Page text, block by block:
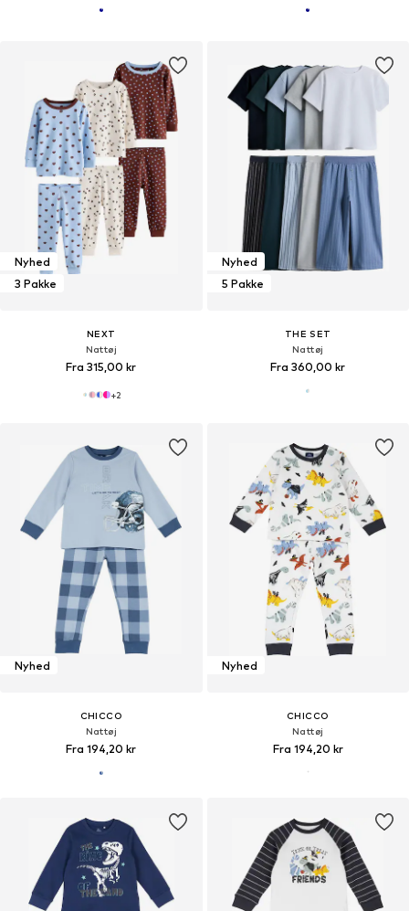
Nyhed
3 Pakke
NEXT
Nattøj
Fra 315,00 kr
+2
Nyhed
5 Pakke
THE SET
Nattøj
Fra 360,00 kr
Nyhed
CHICCO
Nattøj
Fra 194,20 kr
Nyhed
CHICCO
Nattøj
Fra 194,20 kr